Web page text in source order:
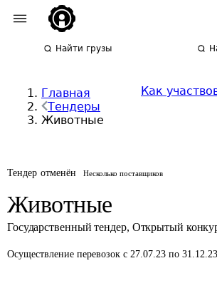
Найти грузы
Главная
Тендеры
Животные
Как
Тендер отменён Несколько поставщиков
Животные
Государственный тендер, Открытый
Осуществление перевозок с 27.07.23 по 31.12.23